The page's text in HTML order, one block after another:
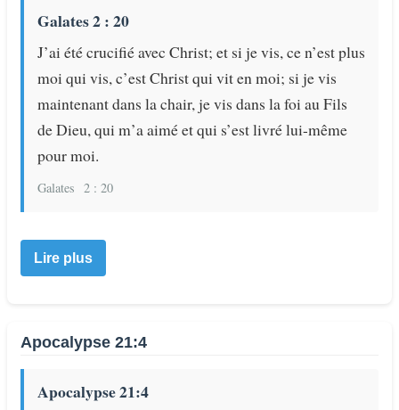
Galates 2 : 20
J’ai été crucifié avec Christ; et si je vis, ce n’est plus
moi qui vis, c’est Christ qui vit en moi; si je vis
maintenant dans la chair, je vis dans la foi au Fils
de Dieu, qui m’a aimé et qui s’est livré lui-même
pour moi.
Galates 2 : 20
Lire plus
Apocalypse 21:4
Apocalypse 21:4